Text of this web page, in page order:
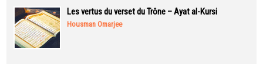
Les vertus du verset du Trône – Ayat al-Kursi
Housman Omarjee